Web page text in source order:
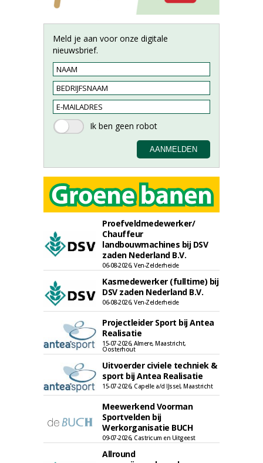
Meld je aan voor onze digitale
nieuwsbrief.
Proefveldmedewerker/
Chauffeur
landbouwmachines bij DSV
zaden Nederland B.V.
06-08-2026, Ven-Zelderheide
Kasmedewerker (fulltime) bij
DSV zaden Nederland B.V.
06-08-2026, Ven-Zelderheide
Projectleider Sport bij Antea
Realisatie
15-07-2026, Almere, Maastricht,
Oosterhout
Uitvoerder civiele techniek &
sport bij Antea Realisatie
15-07-2026, Capelle a/d IJssel, Maastricht
Meewerkend Voorman
Sportvelden bij
Werkorganisatie BUCH
09-07-2026, Castricum en Uitgeest
Allround